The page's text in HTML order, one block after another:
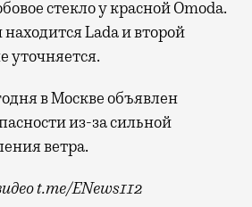
стекло у красной Omoda.
Lada и второй
уточняется.
в Москве объявлен
из-за сильной
ветра.
t.me/ENews112